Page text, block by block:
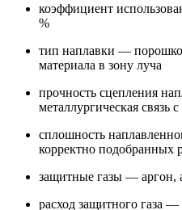
коэффициент
%
тип наплавки —
материала в зону луча
прочность сцепления
металлургическая связь
сплошность
корректно подобранных
защитные газы — аргон,
расход защитного газа